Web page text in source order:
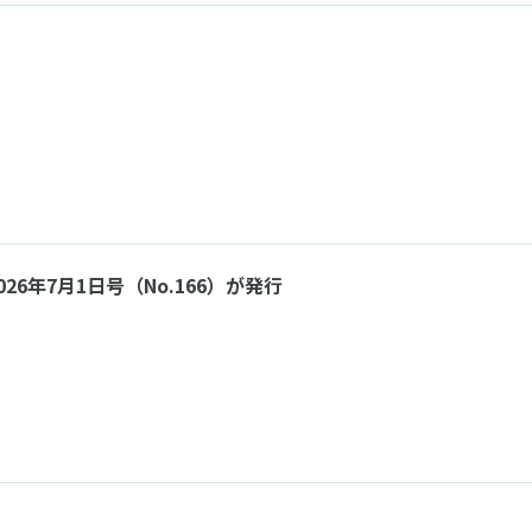
年7月1日号（No.166）が発行